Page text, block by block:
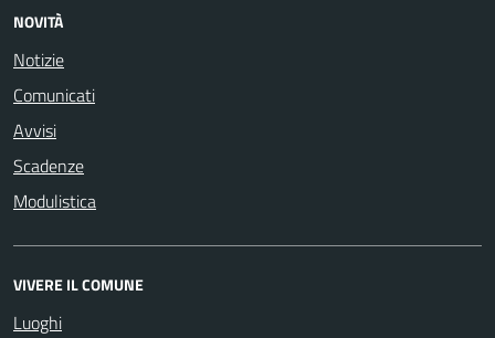
NOVITÀ
Notizie
Comunicati
Avvisi
Scadenze
Modulistica
VIVERE IL COMUNE
Luoghi